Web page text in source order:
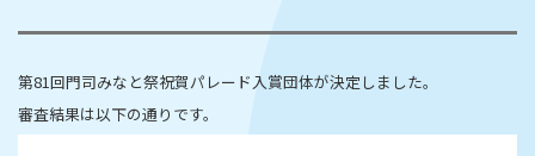
第81回門司みなと祭祝賀パレード入賞団体が決定しました。
審査結果は以下の通りです。